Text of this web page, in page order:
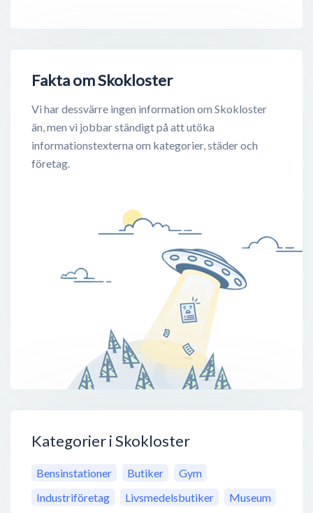
Fakta om Skokloster
Vi har dessvärre ingen information om Skokloster
än, men vi jobbar ständigt på att utöka
informationstexterna om kategorier, städer och
företag.
Kategorier i Skokloster
Bensinstationer Butiker
Gym
Industriföretag
Livsmedelsbutiker
Museum